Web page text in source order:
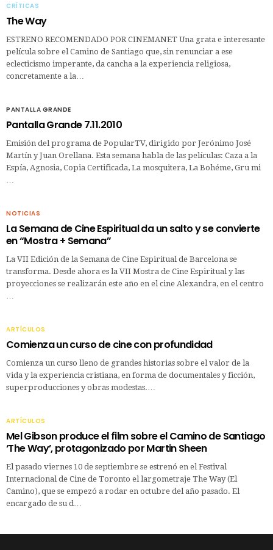
CRÍTICAS
The Way
ESTRENO RECOMENDADO POR CINEMANET Una grata e interesante
película sobre el Camino de Santiago que, sin renunciar a ese
eclecticismo imperante, da cancha a la experiencia religiosa,
concretamente a la…
PANTALLA GRANDE
Pantalla Grande 7.11.2010
Emisión del programa de PopularTV, dirigido por Jerónimo José
Martín y Juan Orellana. Esta semana habla de las películas: Caza a la
Espía, Agnosia, Copia Certificada, La mosquitera, La Bohéme, Gru mi
NOTICIAS
La Semana de Cine Espiritual da un salto y se convierte
en “Mostra + Semana”
La VII Edición de la Semana de Cine Espiritual de Barcelona se
transforma. Desde ahora es la VII Mostra de Cine Espiritual y las
proyecciones se realizarán este año en el cine Alexandra, en el centro
ARTÍCULOS
Comienza un curso de cine con profundidad
Comienza un curso lleno de grandes historias sobre el valor de la
vida y la experiencia cristiana, en forma de documentales y ficción,
superproducciones y obras modestas.…
ARTÍCULOS
Mel Gibson produce el film sobre el Camino de Santiago
‘The Way’, protagonizado por Martin Sheen
El pasado viernes 10 de septiembre se estrenó en el Festival
Internacional de Cine de Toronto el largometraje The Way (El
Camino), que se empezó a rodar en octubre del año pasado. El
encargado de su d…